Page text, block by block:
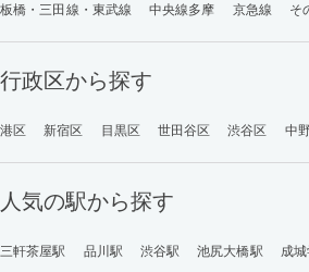
板橋・三田線・東武線
中央線多摩 京急線 そ
行政区から探す
港区 新宿区 目黒区 世田谷区 渋谷区 中
人気の駅から探す
三軒茶屋駅 品川駅 渋谷駅 池尻大橋駅 成